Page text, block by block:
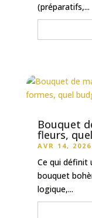
(préparatifs,...
Bouquet
fleurs,
AVR 14, 2026
Ce qui définit
bouquet
logique,...